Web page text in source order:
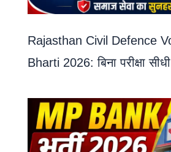
Rajasthan Civil Defence
Bharti 2026: बिना परीक्षा